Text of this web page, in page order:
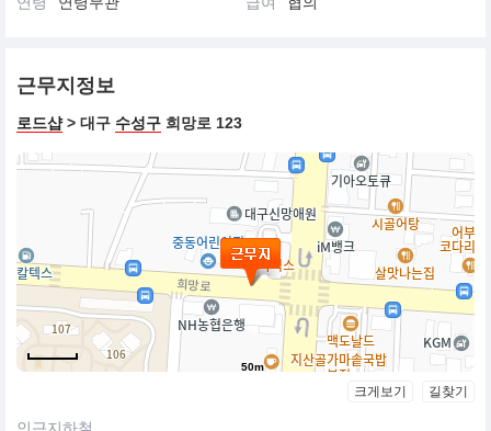
근무지정보
로드샵> 대구 수성구 희망로 123
50m
크게보기 길찾기